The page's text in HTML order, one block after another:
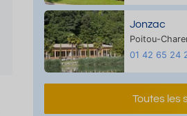
Jonzac
Poitou-
01 42 65 24
Toutes les